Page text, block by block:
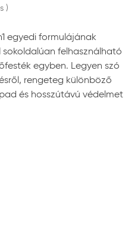
)
egyedi formulájának
felhasználható
egyben. Legyen szó
rengeteg különböző
és hosszútávú védelmet